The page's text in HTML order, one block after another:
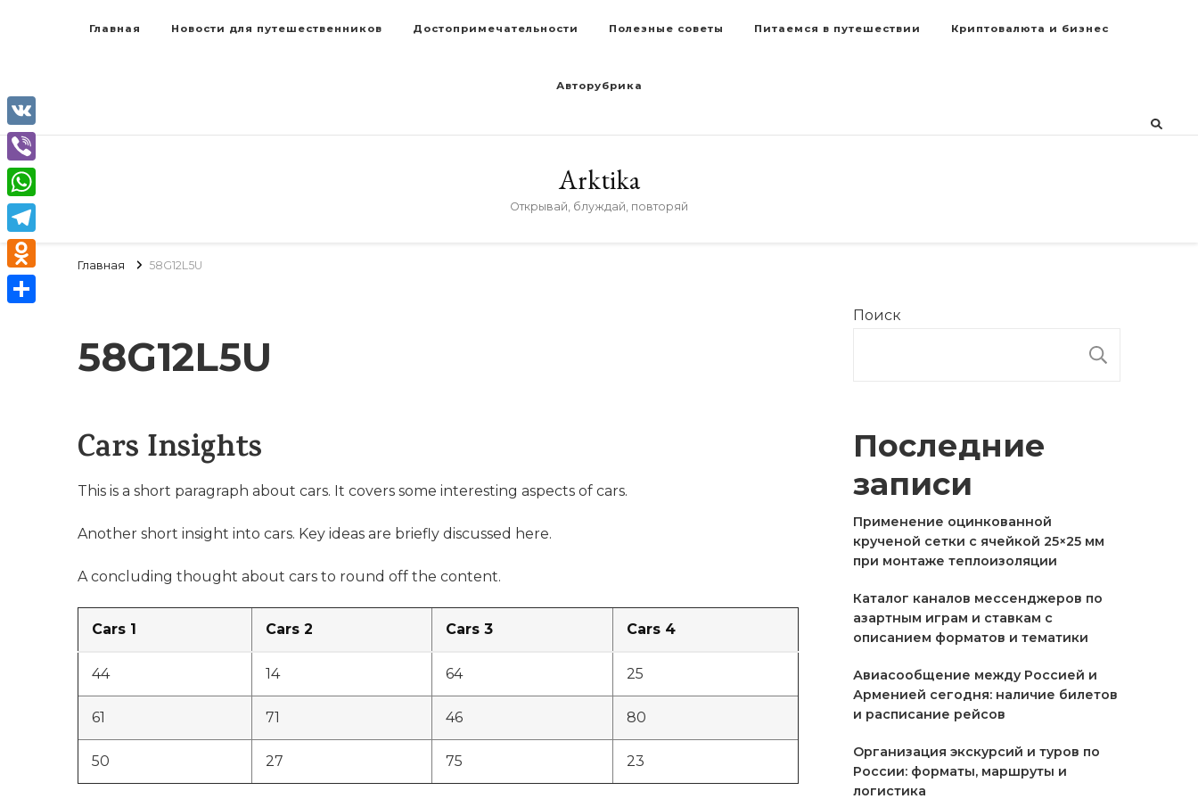
Главная Новости для путешественников Достопримечательности Полезные советы Питаемся в путешествии Криптовалюта и бизнес
Авторубрика
Arktika
Открывай, блуждай, повторяй
Главная 58G12L5U
58G12L5U
Cars Insights
This is a short paragraph about cars. It covers some interesting aspects of cars.
Another short insight into cars. Key ideas are briefly discussed here.
A concluding thought about cars to round off the content.
Cars 1 Cars 2 Cars 3 Cars 4
44 14 64 25
61 71 46 80
50 27 75 23
Поиск
Последние
записи
Применение оцинкованной
крученой сетки с ячейкой 25×25 мм
при монтаже теплоизоляции
Каталог каналов мессенджеров по
азартным играм и ставкам с
описанием форматов и тематики
Авиасообщение между Россией и
Арменией сегодня: наличие билетов
и расписание рейсов
Организация экскурсий и туров по
России: форматы, маршруты и
логистика
VK
Viber
WhatsApp
Telegram
Odnoklassniki